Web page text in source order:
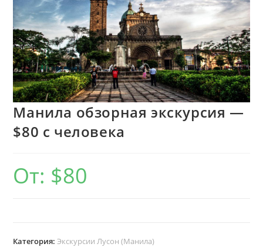
Манила обзорная экскурсия —
$80 с человека
От: $80
Категория:Экскурсии Лусон (Манила)